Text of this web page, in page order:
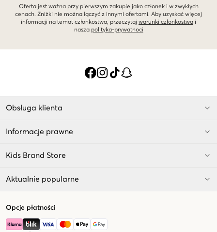
Oferta jest ważna przy pierwszym zakupie jako członek i w zwykłych
cenach. Zniżki nie można łączyć z innymi ofertami. Aby uzyskać więcej
informacji na temat członkostwa, przeczytaj warunki członkostwa i
nasza polityka-prywatnoci
Obsługa klienta
Informacje prawne
Kids Brand Store
Aktualnie popularne
Opcje płatności